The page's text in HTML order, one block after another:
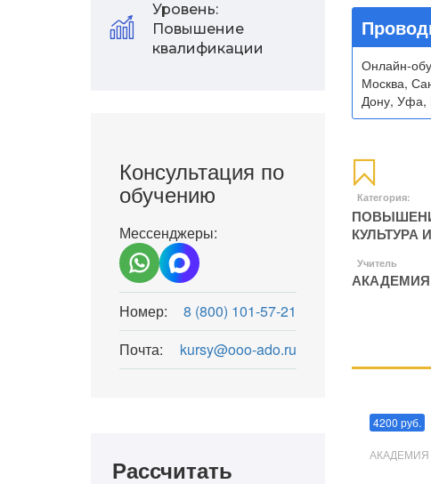
Уровень:
Повышение
квалификации
Консультация по
обучению
Мессенджеры:
Номер:
8 (800) 101-57-21
Почта:
kursy@ooo-ado.ru
Рассчитать
Онлайн-
Москва,
Дону, Уфа,
Категория:
КУЛЬТУРА
Учитель
4200 руб.
АКАДЕМИЯ